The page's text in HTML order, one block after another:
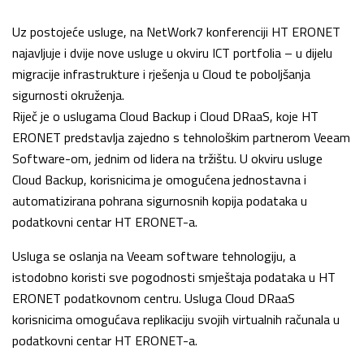
Uz postojeće usluge, na NetWork7 konferenciji HT ERONET
najavljuje i dvije nove usluge u okviru ICT portfolia – u dijelu
migracije infrastrukture i rješenja u Cloud te poboljšanja
sigurnosti okruženja.
Riječ je o uslugama Cloud Backup i Cloud DRaaS, koje HT
ERONET predstavlja zajedno s tehnološkim partnerom Veeam
Software-om, jednim od lidera na tržištu. U okviru usluge
Cloud Backup, korisnicima je omogućena jednostavna i
automatizirana pohrana sigurnosnih kopija podataka u
podatkovni centar HT ERONET-a.
Usluga se oslanja na Veeam software tehnologiju, a
istodobno koristi sve pogodnosti smještaja podataka u HT
ERONET podatkovnom centru. Usluga Cloud DRaaS
korisnicima omogućava replikaciju svojih virtualnih računala u
podatkovni centar HT ERONET-a.